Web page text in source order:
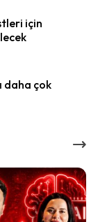
için
daha çok